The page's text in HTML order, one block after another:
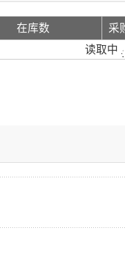
在库数
采
读取中